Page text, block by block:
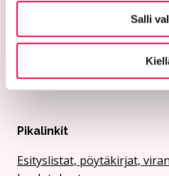
Salli
Vaikuta ja tutustu
Asioi
Pikalinkit
Esityslistat, pöytäkirjat,